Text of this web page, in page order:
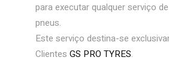
para executar qualquer serviço
pneus.
Este serviço destina-se
Clientes GS PRO TYRES.